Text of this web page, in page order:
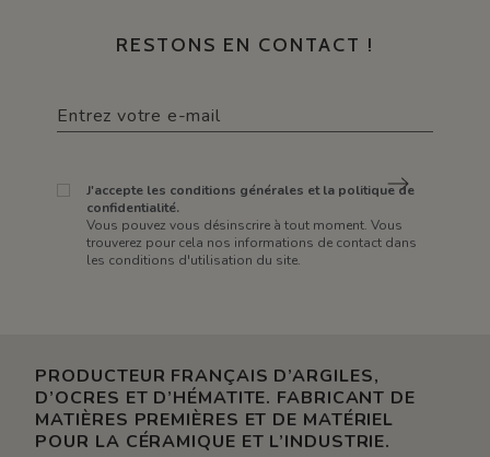
RESTONS EN CONTACT !
J'accepte les conditions générales et la politique de
confidentialité.
Vous pouvez vous désinscrire à tout moment. Vous
trouverez pour cela nos informations de contact dans
les conditions d'utilisation du site.
PRODUCTEUR FRANÇAIS D’ARGILES,
D’OCRES ET D’HÉMATITE. FABRICANT DE
MATIÈRES PREMIÈRES ET DE MATÉRIEL
POUR LA CÉRAMIQUE ET L’INDUSTRIE.